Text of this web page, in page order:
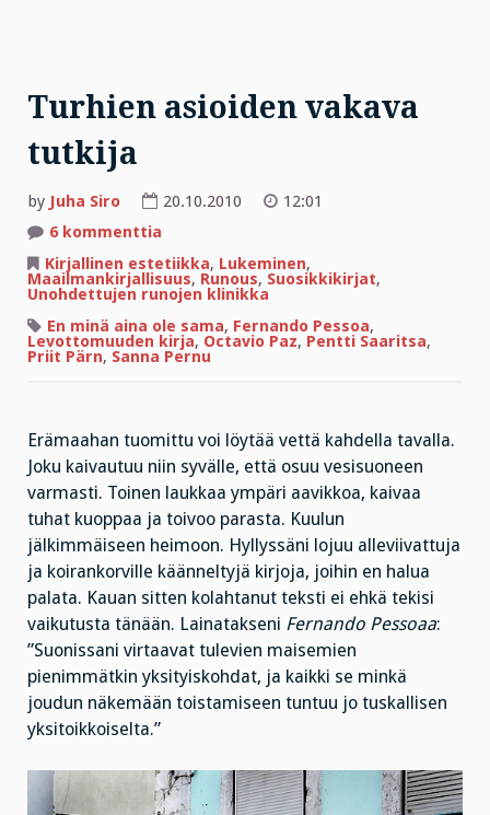
Turhien asioiden vakava
tutkija
by Juha Siro 20.10.2010
12:01
6 kommenttia
asioiden
vakava
tutkija
Kirjallinen estetiikka, Lukeminen,
Maailmankirjallisuus, Runous, Suosikkikirjat,
Unohdettujen runojen klinikka
En minä aina ole sama, Fernando Pessoa,
Levottomuuden kirja, Octavio Paz, Pentti Saaritsa,
Priit Pärn, Sanna Pernu
Erämaahan tuomittu voi löytää vettä kahdella tavalla.
Joku kaivautuu niin syvälle, että osuu vesisuoneen
varmasti. Toinen laukkaa ympäri aavikkoa, kaivaa
tuhat kuoppaa ja toivoo parasta. Kuulun
jälkimmäiseen heimoon. Hyllyssäni lojuu alleviivattuja
ja koirankorville käänneltyjä kirjoja, joihin en halua
palata. Kauan sitten kolahtanut teksti ei ehkä tekisi
vaikutusta tänään. Lainatakseni Fernando Pessoaa:
”Suonissani virtaavat tulevien maisemien
pienimmätkin yksityiskohdat, ja kaikki se minkä
joudun näkemään toistamiseen tuntuu jo tuskallisen
yksitoikkoiselta.”